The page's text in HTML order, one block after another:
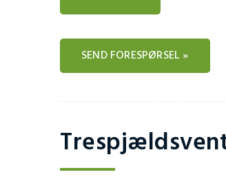
SEND FORESPØRSEL »